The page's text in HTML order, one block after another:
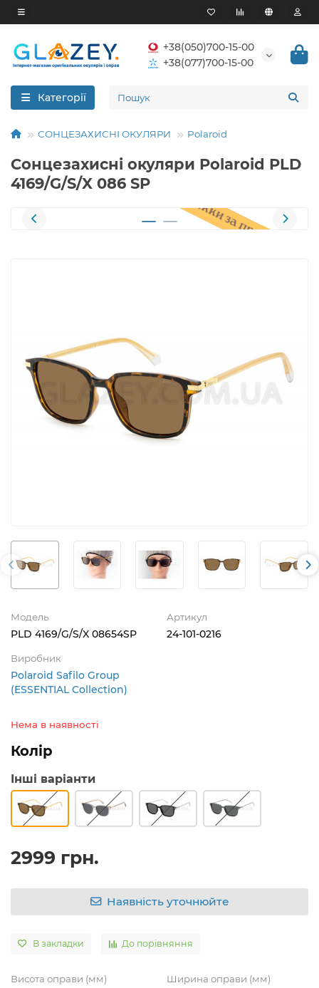
+38(050)700-15-00
+38(077)700-15-00
Категорії
СОНЦЕЗАХИСНІ ОКУЛЯРИ Polaroid
Сонцезахисні окуляри Polaroid PLD
4169/G/S/X 086 SP
Модель
PLD 4169/G/S/X 08654SP
Артикул
24-101-0216
Виробник
Polaroid Safilo Group
(ESSENTIAL Collection)
Нема в наявності
Колір
Інші варіанти
2999 грн.
Наявність уточнюйте
В закладки До порівняння
Висота оправи (мм) Ширина оправи (мм)